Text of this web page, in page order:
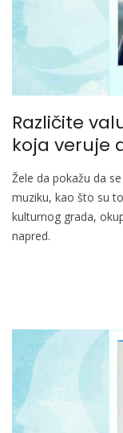
Različite
koja veruje
Žele da pokažu da
muziku, kao što su
kulturnog grada,
napred.